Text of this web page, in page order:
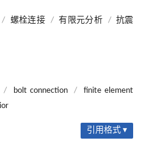
/ 螺栓连接 / 有限元分析 / 抗震
/ bolt connection /
finite element
引用格式 ▾